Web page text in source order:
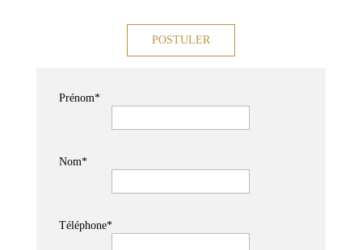
Prénom*
Nom*
Téléphone*